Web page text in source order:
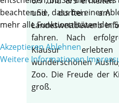
und durften am
Landeswettbewerb
fahren. Nach
Klausur
wunderschönen
Zoo. Die Freude der
groß.
beachten Sie, dass bei einer
mehr alle Funktionalitäten der
AkzeptierenAblehnen
Weitere Informationen